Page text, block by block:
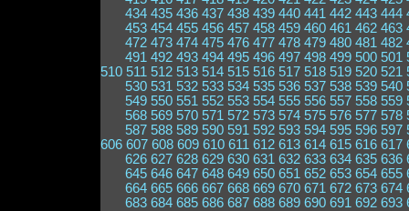
434 435 436 437 438 439 440 441 442 443 444
453 454 455 456 457 458 459 460 461 462 463
472 473 474 475 476 477 478 479 480 481 482
491 492 493 494 495 496 497 498 499 500 501
510 511 512 513 514 515 516 517 518 519 520 521
530 531 532 533 534 535 536 537 538 539 540
549 550 551 552 553 554 555 556 557 558 559
568 569 570 571 572 573 574 575 576 577 578
587 588 589 590 591 592 593 594 595 596 597
606 607 608 609 610 611 612 613 614 615 616 617
626 627 628 629 630 631 632 633 634 635 636
645 646 647 648 649 650 651 652 653 654 655
664 665 666 667 668 669 670 671 672 673 674
683 684 685 686 687 688 689 690 691 692 693